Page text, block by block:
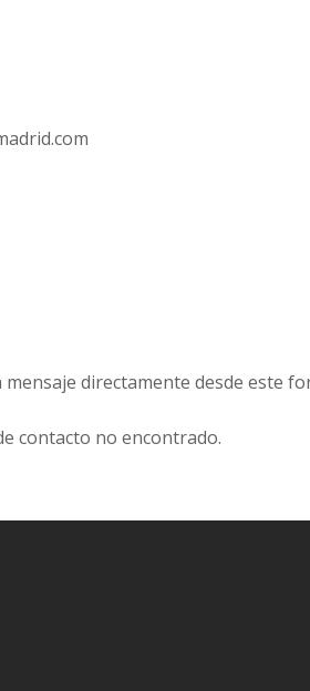
mensaje directamente desde este
contacto no encontrado.